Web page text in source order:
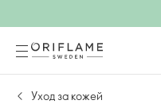
Уход за кожей